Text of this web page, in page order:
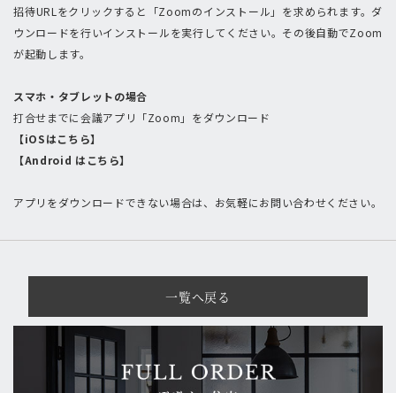
招待URLをクリックすると「Zoomのインストール」を求められます。ダ
ウンロードを行いインストールを実行してください。その後自動でZoom
が起動します。
スマホ・タブレットの場合
打合せまでに会議アプリ「Zoom」をダウンロード
【iOSはこちら】
【Android はこちら】
アプリをダウンロードできない場合は、お気軽にお問い合わせください。
一覧へ戻る